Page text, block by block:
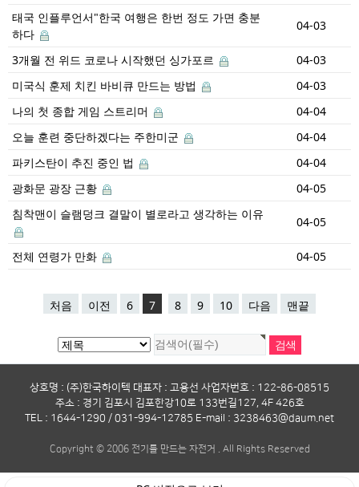
태국 인플루언서"한국 여행은 한번 정도 가면 충분
하다
04-03
3개월 전 위드 코로나 시작했던 싱가포르
04-03
미국식 훈제 치킨 바비큐 만드는 방법
04-03
나의 첫 종합 게임 스트리머
04-04
오늘 훈련 중단하겠다는 주한미군
04-04
파키스탄이 추진 중인 법
04-04
광화문 광장 근황
04-05
침착맨이 슬램덩크 결말이 별로라고 생각하는 이유
04-05
전체 연령가 만화 04-05
처음 이전 6 7 8 9 10 다음 맨끝
상호명 : (주)한국하이텍 대표자 : 고용선 사업자번호 : 122-86-08515
주소 : 경기 김포시 김포한강10로 133번길127, 4F 426호
TEL : 1644-1290 / 031-994-12785 E-mail : 3238463@daum.net
Copyright © 2006 전기를 만드는 자전거 . All Rights Reserved